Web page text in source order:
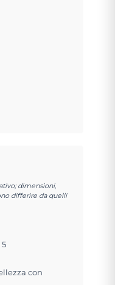
dimensioni,
differire da quelli
con